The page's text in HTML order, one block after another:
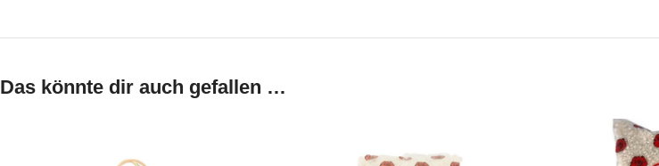
Das könnte dir auch gefallen …